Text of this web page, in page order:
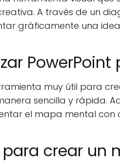
A través de un
gráficamente una
muy útil para
sencilla y rápida.
el mapa mental con
crear un